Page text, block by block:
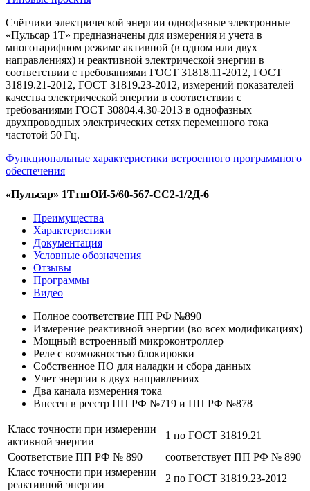
Счётчики электрической энергии однофазные электронные
«Пульсар 1Т» предназначены для измерения и учета в
многотарифном режиме активной (в одном или двух
направлениях) и реактивной электрической энергии в
соответствии с требованиями ГОСТ 31818.11-2012, ГОСТ
31819.21-2012, ГОСТ 31819.23-2012, измерений показателей
качества электрической энергии в соответствии с
требованиями ГОСТ 30804.4.30-2013 в однофазных
двухпроводных электрических сетях переменного тока
частотой 50 Гц.
Функциональные характеристики встроенного программного
обеспечения
«Пульсар» 1ТтшОИ-5/60-567-СС2-1/2Д-6
Преимущества
Характеристики
Документация
Условные обозначения
Отзывы
Программы
Видео
Полное соответствие ПП РФ №890
Измерение реактивной энергии (во всех модификациях)
Мощный встроенный микроконтроллер
Реле с возможностью блокировки
Собственное ПО для наладки и сбора данных
Учет энергии в двух направлениях
Два канала измерения тока
Внесен в реестр ПП РФ №719 и ПП РФ №878
Класс точности при измерении
активной энергии
1 по ГОСТ 31819.21
Соответствие ПП РФ № 890
соответствует ПП РФ № 890
Класс точности при измерении
реактивной энергии
2 по ГОСТ 31819.23-2012